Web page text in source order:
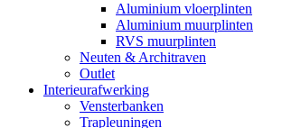
Aluminium vloerplinten
Aluminium muurplinten
RVS muurplinten
Neuten & Architraven
Outlet
Interieurafwerking
Vensterbanken
Trapleuningen